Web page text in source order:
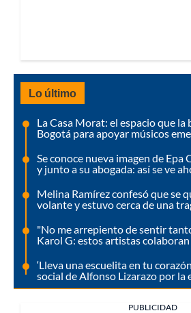
Lo último
La Casa Morat: el espacio que la
Bogotá para apoyar músicos
Se conoce nueva imagen de Epa
y junto a su abogada: así se ve
Melina Ramírez confesó que se
volante y estuvo cerca de una
"No me arrepiento de sentir
Karol G: estos artistas
‘Lleva una escuelita en tu
social de Alfonso Lizarazo por la
PUBLICIDAD